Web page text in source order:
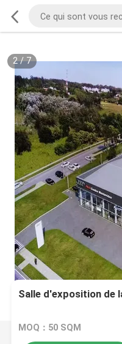
2/7
Salle d'exposition de
MOQ：50 SQM